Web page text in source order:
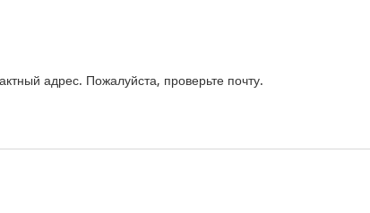
адрес. Пожалуйста, проверьте почту.